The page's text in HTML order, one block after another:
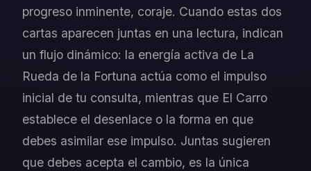
progreso inminente, coraje. Cuando estas dos
cartas aparecen juntas en una lectura, indican
un flujo dinámico: la energía activa de La
Rueda de la Fortuna actúa como el impulso
inicial de tu consulta, mientras que El Carro
establece el desenlace o la forma en que
debes asimilar ese impulso. Juntas sugieren
que debes acepta el cambio, es la única